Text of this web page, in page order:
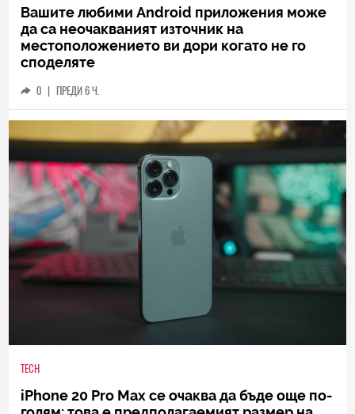
Вашите любими Android приложения може
да са неочакваният източник на
местоположението ви дори когато не го
споделяте
0 | ПРЕДИ 6 Ч.
TECH
iPhone 20 Pro Max се очаква да бъде още по-